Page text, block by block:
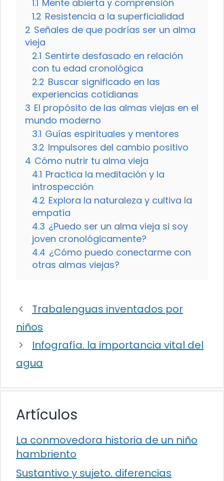
1.1 Mente abierta y comprensión
1.2 Resistencia a la superficialidad
2 Señales de que podrías ser un alma
vieja
2.1 Sentirte desfasado en relación
con tu edad cronológica
2.2 Buscar significado en las
experiencias cotidianas
3 El propósito de las almas viejas en el
mundo moderno
3.1 Guías espirituales y mentores
3.2 Impulsores del cambio positivo
4 Cómo nutrir tu alma vieja
4.1 Practica la meditación y la
introspección
4.2 Explora la naturaleza y cultiva la
empatía
4.3 ¿Puedo ser un alma vieja si soy
joven cronológicamente?
4.4 ¿Cómo puedo conectarme con
otras almas viejas?
Trabalenguas inventados por
niños
Infografía. la importancia vital del
agua
Artículos
La conmovedora historia de un niño
hambriento
Sustantivo y sujeto. diferencias